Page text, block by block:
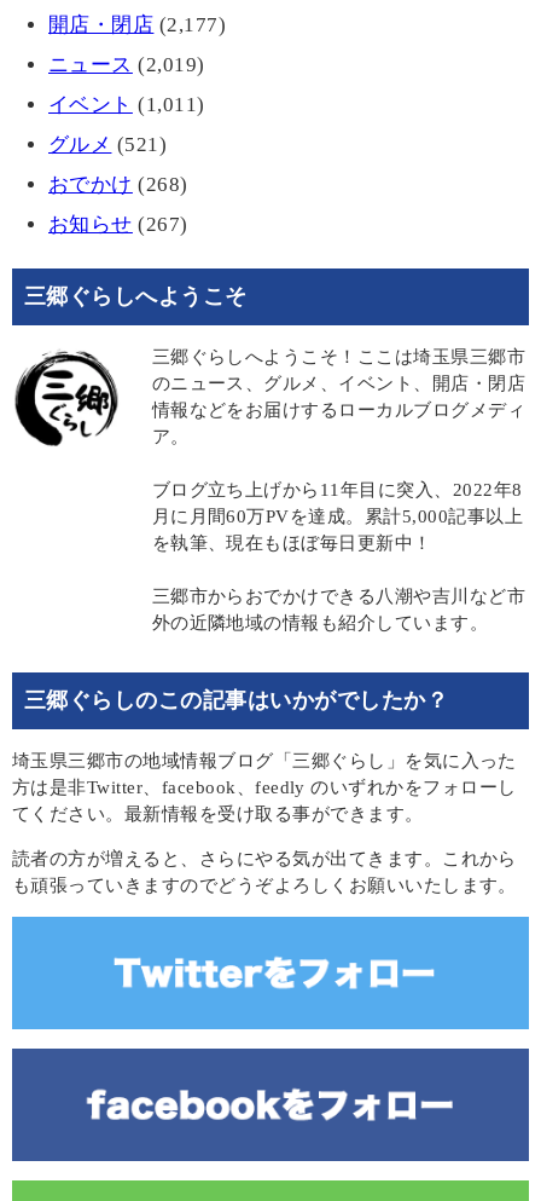
開店・閉店 (2,177)
ニュース (2,019)
イベント (1,011)
グルメ (521)
おでかけ (268)
お知らせ (267)
三郷ぐらしへようこそ
三郷ぐらしへようこそ！ここは埼玉県三郷市
のニュース、グルメ、イベント、開店・閉店
情報などをお届けするローカルブログメディ
ア。
ブログ立ち上げから11年目に突入、2022年8
月に月間60万PVを達成。累計5,000記事以上
を執筆、現在もほぼ毎日更新中！
三郷市からおでかけできる八潮や吉川など市
外の近隣地域の情報も紹介しています。
三郷ぐらしのこの記事はいかがでしたか？
埼玉県三郷市の地域情報ブログ「三郷ぐらし」を気に入った
方は是非Twitter、facebook、feedly のいずれかをフォローし
てください。最新情報を受け取る事ができます。
読者の方が増えると、さらにやる気が出てきます。これから
も頑張っていきますのでどうぞよろしくお願いいたします。